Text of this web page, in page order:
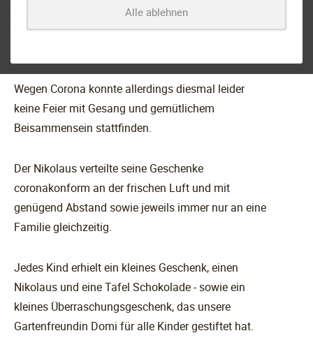
Alle ablehnen
Der Nikolaus kam trotz Corona am Sonntag, den 6.
Dezember 2020 in unseren Schrebergarten und
Wegen Corona konnte allerdings diesmal leider
keine Feier mit Gesang und gemütlichem
Beisammensein stattfinden.
Der Nikolaus verteilte seine Geschenke
coronakonform an der frischen Luft und mit
genügend Abstand sowie jeweils immer nur an eine
Familie gleichzeitig.
Jedes Kind erhielt ein kleines Geschenk, einen
Nikolaus und eine Tafel Schokolade - sowie ein
kleines Überraschungsgeschenk, das unsere
Gartenfreundin Domi für alle Kinder gestiftet hat.